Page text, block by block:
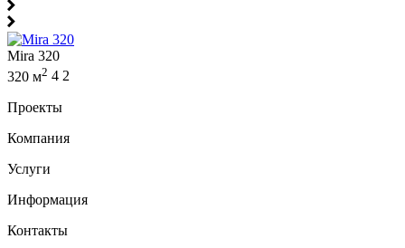
Mira 320
320 м2 4 2
Проекты
Компания
Услуги
Информация
Контакты